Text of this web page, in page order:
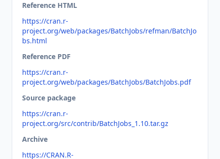
Reference HTML
https://cran.r-
project.org/web/packages/BatchJobs/refman/BatchJo
bs.html
Reference PDF
https://cran.r-
project.org/web/packages/BatchJobs/BatchJobs.pdf
Source package
https://cran.r-
project.org/src/contrib/BatchJobs_1.10.tar.gz
Archive
https://CRAN.R-